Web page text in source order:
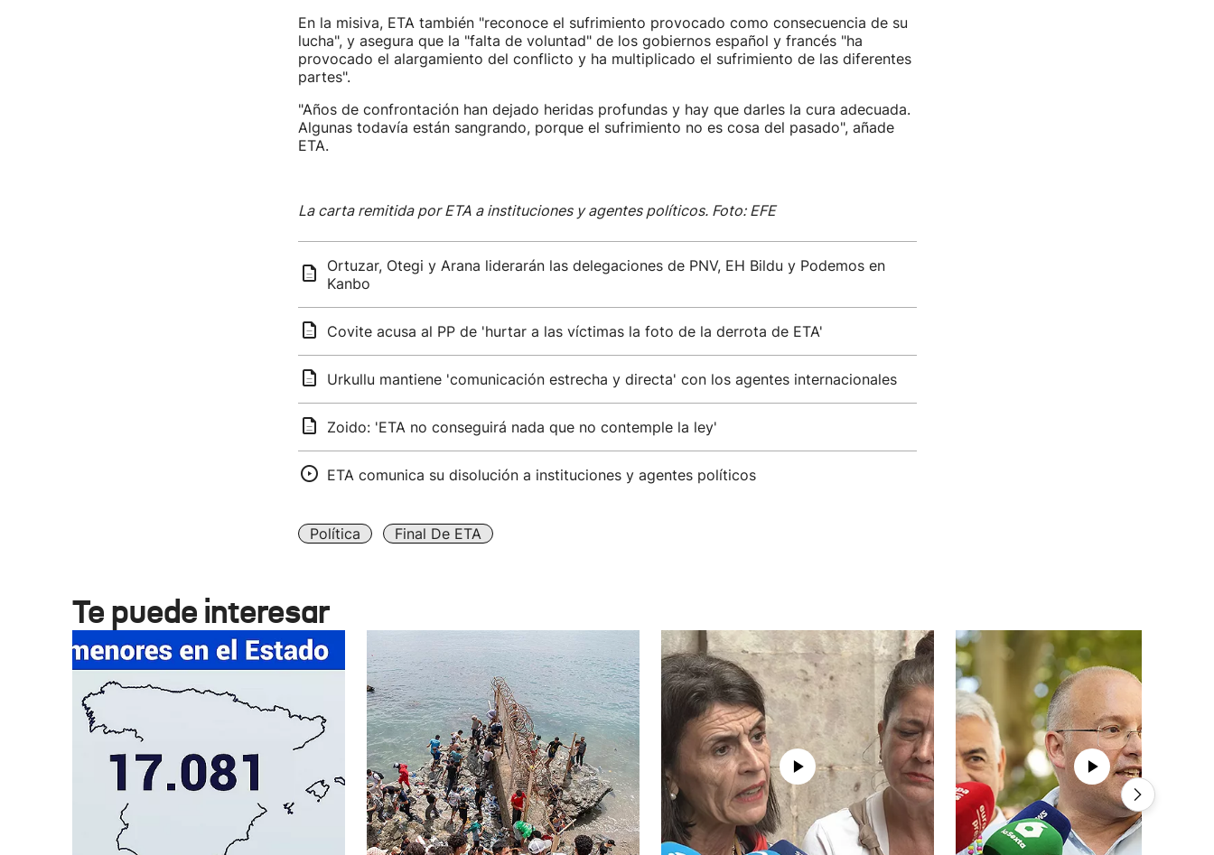
En la misiva, ETA también "reconoce el sufrimiento provocado como consecuencia de su
lucha", y asegura que la "falta de voluntad" de los gobiernos español y francés "ha
provocado el alargamiento del conflicto y ha multiplicado el sufrimiento de las diferentes
partes".
"Años de confrontación han dejado heridas profundas y hay que darles la cura adecuada.
Algunas todavía están sangrando, porque el sufrimiento no es cosa del pasado", añade
ETA.
La carta remitida por ETA a instituciones y agentes políticos. Foto: EFE
Ortuzar, Otegi y Arana liderarán las delegaciones de PNV, EH Bildu y Podemos en
Kanbo
Covite acusa al PP de 'hurtar a las víctimas la foto de la derrota de ETA'
Urkullu mantiene 'comunicación estrecha y directa' con los agentes internacionales
Zoido: 'ETA no conseguirá nada que no contemple la ley'
ETA comunica su disolución a instituciones y agentes políticos
Política Final De ETA
Te puede interesar